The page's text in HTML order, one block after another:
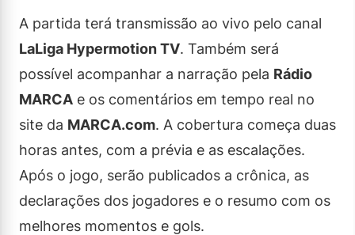
A partida terá transmissão ao vivo pelo canal
LaLiga Hypermotion TV. Também será
possível acompanhar a narração pela Rádio
MARCA e os comentários em tempo real no
site da MARCA.com. A cobertura começa duas
horas antes, com a prévia e as escalações.
Após o jogo, serão publicados a crônica, as
declarações dos jogadores e o resumo com os
melhores momentos e gols.